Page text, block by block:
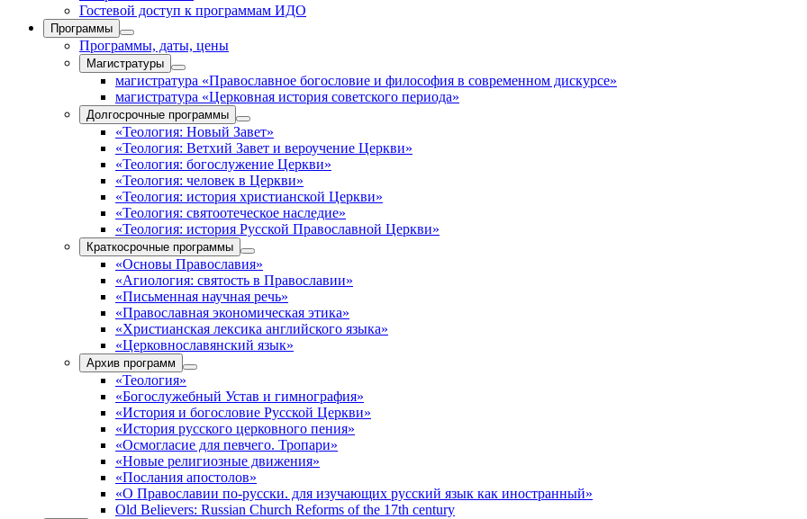
Гостевой доступ к программам ИДО
Программы
Программы, даты, цены
Магистратуры
магистратура «Православное богословие и философия в современном дискурсе»
магистратура «Церковная история советского периода»
Долгосрочные программы
«Теология: Новый Завет»
«Теология: Ветхий Завет и вероучение Церкви»
«Теология: богослужение Церкви»
«Теология: человек в Церкви»
«Теология: история христианской Церкви»
«Теология: святоотеческое наследие»
«Теология: история Русской Православной Церкви»
Краткосрочные программы
«Основы Православия»
«Агиология: святость в Православии»
«Письменная научная речь»
«Православная экономическая этика»
«Христианская лексика английского языка»
«Церковнославянский язык»
Архив программ
«Теология»
«Богослужебный Устав и гимнография»
«История и богословие Русской Церкви»
«История русского церковного пения»
«Осмогласие для певчего. Тропари»
«Новые религиозные движения»
«Послания апостолов»
«О Православии по-русски. для изучающих русский язык как иностранный»
Old Believers: Russian Church Reforms of the 17th century